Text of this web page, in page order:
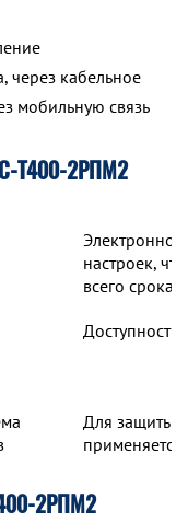
через кабельное
мобильную связь
Т400-2РПМ2
настроек,
всего срока
Доступность
Для защиты
2РПМ2